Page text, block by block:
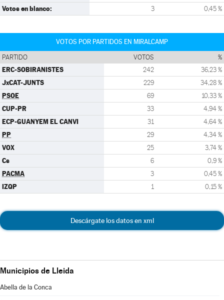
Votos en blanco: 3 0,45 %
VOTOS POR PARTIDOS EN MIRALCAMP
PARTIDO VOTOS %
ERC-SOBIRANISTES 242 36,23 %
JxCAT-JUNTS 229 34,28 %
PSOE 69 10,33 %
CUP-PR 33 4,94 %
ECP-GUANYEM EL CANVI 31 4,64 %
PP 29 4,34 %
VOX 25 3,74 %
Cs 6 0,9 %
PACMA 3 0,45 %
IZQP 1 0,15 %
Descárgate los datos en xml
Municipios de Lleida
Abella de la Conca